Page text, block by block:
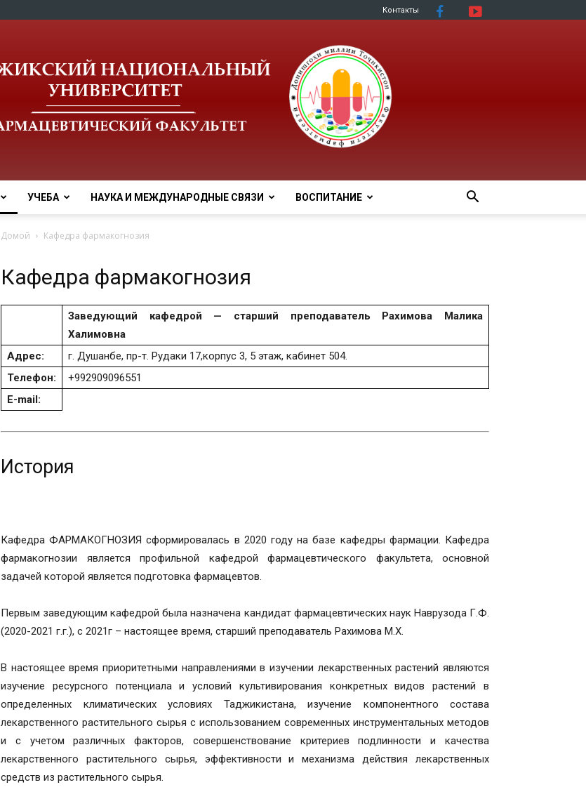
Контакты
УЧЕБА НАУКА И МЕЖДУНАРОДНЫЕ СВЯЗИ ВОСПИТАНИЕ
Домой Кафедра фармакогнозия
Кафедра фармакогнозия
Заведующий кафедрой — старший преподаватель Рахимова Малика
Халимовна
Адрес:
г. Душанбе, пр-т. Рудаки 17,корпус 3, 5 этаж, кабинет 504.
Телефон:
+992909096551
E-mail:
История
Кафедра ФАРМАКОГНОЗИЯ сформировалась в 2020 году на базе кафедры фармации. Кафедра
фармакогнозии является профильной кафедрой фармацевтического факультета, основной
задачей которой является подготовка фармацевтов.
Первым заведующим кафедрой была назначена кандидат фармацевтических наук Наврузода Г.Ф.
(2020-2021 г.г.), с 2021г – настоящее время, старший преподаватель Рахимова М.Х.
В настоящее время приоритетными направлениями в изучении лекарственных растений являются
изучение ресурсного потенциала и условий культивирования конкретных видов растений в
определенных климатических условиях Таджикистана, изучение компонентного состава
лекарственного растительного сырья с использованием современных инструментальных методов
и с учетом различных факторов, совершенствование критериев подлинности и качества
лекарственного растительного сырья, эффективности и механизма действия лекарственных
средств из растительного сырья.